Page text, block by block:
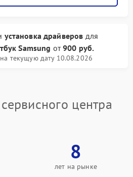
установка драйверов для
Samsung от900 руб.
текущую дату 10.08.2026
центра
8
лет на рынке